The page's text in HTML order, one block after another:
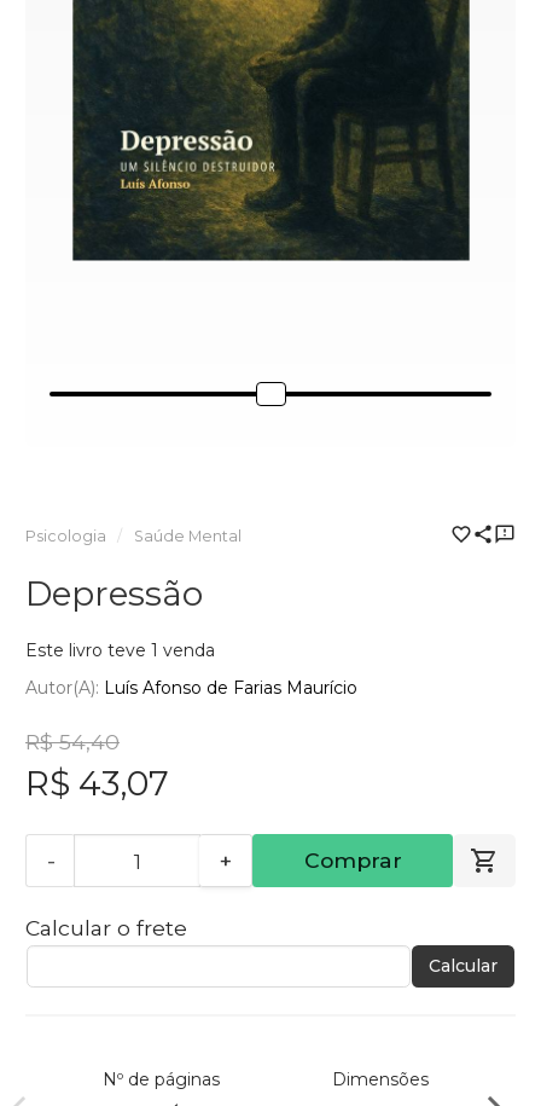
Psicologia Saúde Mental
Depressão
Este livro teve 1 venda
Autor(a): Luís Afonso de Farias Maurício
R$ 54,40
R$ 43,07
- + Comprar
Calcular o frete
Calcular
Nº de páginas Dimensões